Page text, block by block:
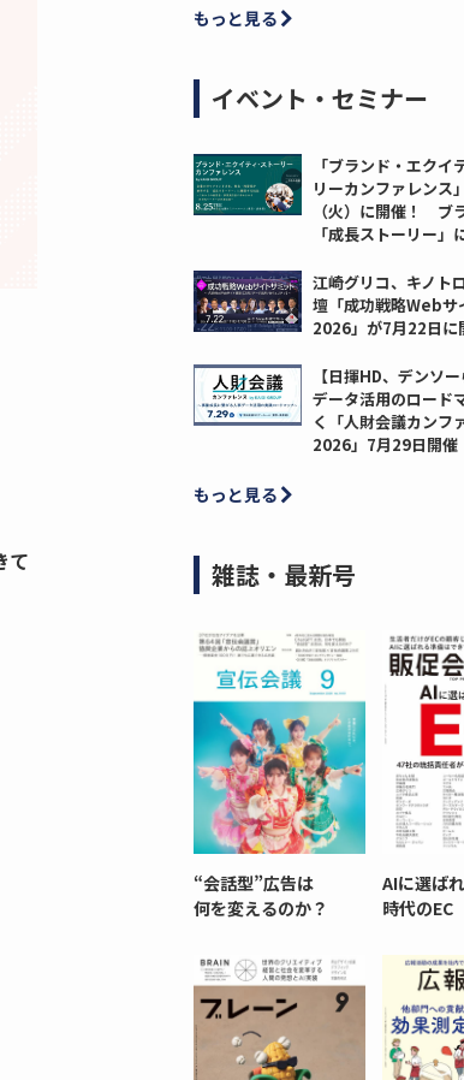
て
もっと見る
イベント・セミナー
「ブランド・エクイ
リーカンファレンス
（火）に開催！ ブ
「成長ストーリー」
江崎グリコ、キノト
壇「成功戦略Webサ
2026」が7月22日に
【日揮HD、デンソ
データ活用のロード
く「人財会議カンフ
2026」7月29日開催
もっと見る
雑誌・最新号
“会話型”広告は
何を変えるのか？
AIに選ば
時代のEC